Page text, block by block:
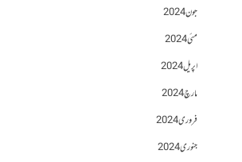
جون 2024
مئی 2024
اپریل 2024
مارچ 2024
فروری 2024
جنوری 2024